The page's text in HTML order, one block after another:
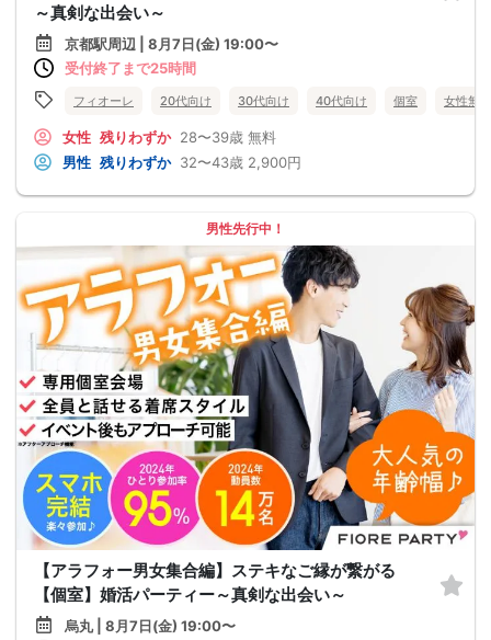
～真剣な出会い～
京都駅周辺 | 8月7日(金) 19:00〜
受付終了まで25時間
フィオーレ 20代向け 30代向け 40代向け 個室 女性無料
女性 残りわずか 28〜39歳 無料
男性 残りわずか 32〜43歳 2,900円
男性先行中！
【アラフォー男女集合編】ステキなご縁が繋がる
【個室】婚活パーティー～真剣な出会い～
烏丸 | 8月7日(金) 19:00〜